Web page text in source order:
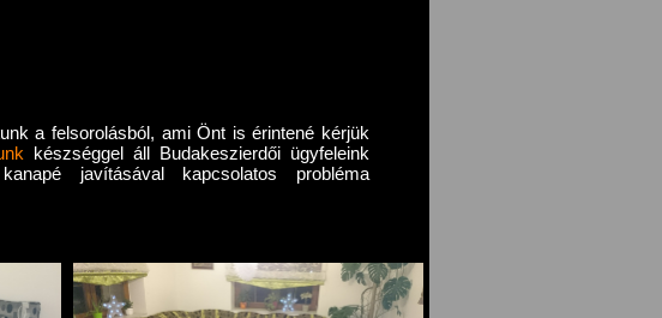
a felsorolásból, ami Önt is érintené kérjük
készséggel áll Budakeszierdői ügyfeleink
javításával kapcsolatos probléma